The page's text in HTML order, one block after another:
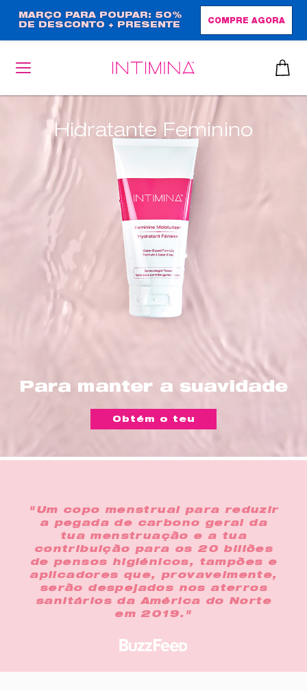
para
o
conteúdo
principal
MARÇO PARA POUPAR: 50%
DE DESCONTO + PRESENTE
COMPRE AGORA
Para manter a suavidade
Hidratante Feminino
Obtém o teu
"Um copo menstrual para reduzir
a pegada de carbono geral da
tua menstruação e a tua
contribuição para os 20 biliões
de pensos higiénicos, tampões e
aplicadores que, provavelmente,
serão despejados nos aterros
sanitários da América do Norte
em 2019."